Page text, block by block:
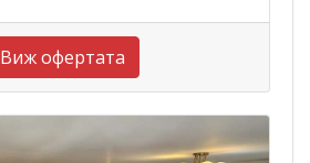
Виж офертата